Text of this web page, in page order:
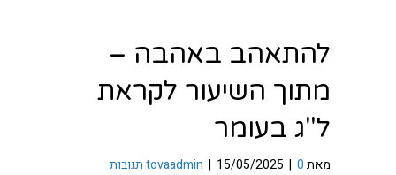
להתאהב באהבה –
מתוך השיעור לקראת
ל"ג בעומר
מאת tovaadmin | 15/05/2025 | 0 תגובות